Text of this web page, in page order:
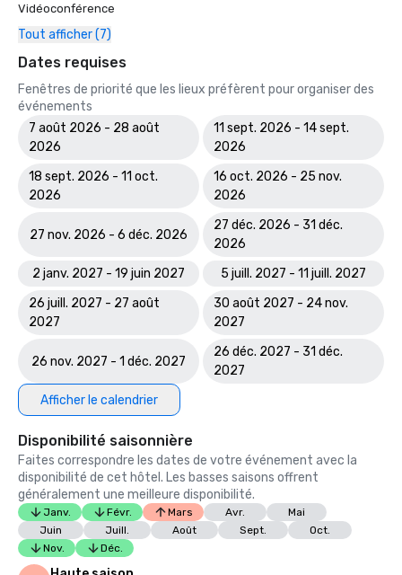
Vidéoconférence
Tout afficher (7)
Dates requises
Fenêtres de priorité que les lieux préfèrent pour organiser des
événements
7 août 2026 - 28 août
2026
11 sept. 2026 - 14 sept.
2026
18 sept. 2026 - 11 oct.
2026
16 oct. 2026 - 25 nov.
2026
27 nov. 2026 - 6 déc. 2026
27 déc. 2026 - 31 déc.
2026
2 janv. 2027 - 19 juin 2027
5 juill. 2027 - 11 juill. 2027
26 juill. 2027 - 27 août
2027
30 août 2027 - 24 nov.
2027
26 nov. 2027 - 1 déc. 2027
26 déc. 2027 - 31 déc.
2027
Afficher le calendrier
Disponibilité saisonnière
Faites correspondre les dates de votre événement avec la
disponibilité de cet hôtel. Les basses saisons offrent
généralement une meilleure disponibilité.
Janv. Févr. Mars Avr.
Mai
Juin
Juill. Août Sept.
Oct.
Nov.
Déc.